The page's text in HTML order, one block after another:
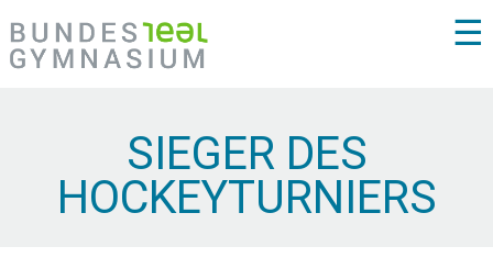
☰
SIEGER DES
HOCKEYTURNIERS